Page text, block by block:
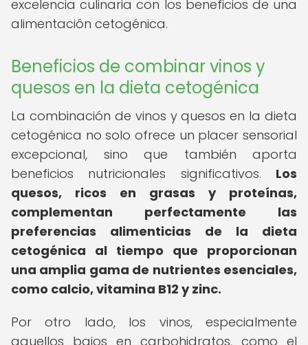
excelencia culinaria con los beneficios de una
alimentación cetogénica.
Beneficios de combinar vinos y
quesos en la dieta cetogénica
La combinación de vinos y quesos en la dieta
cetogénica no solo ofrece un placer sensorial
excepcional, sino que también aporta
beneficios nutricionales significativos. Los
quesos, ricos en grasas y proteínas,
complementan perfectamente las
preferencias alimenticias de la dieta
cetogénica al tiempo que proporcionan
una amplia gama de nutrientes esenciales,
como calcio, vitamina B12 y zinc.
Por otro lado, los vinos, especialmente
aquellos bajos en carbohidratos, como el